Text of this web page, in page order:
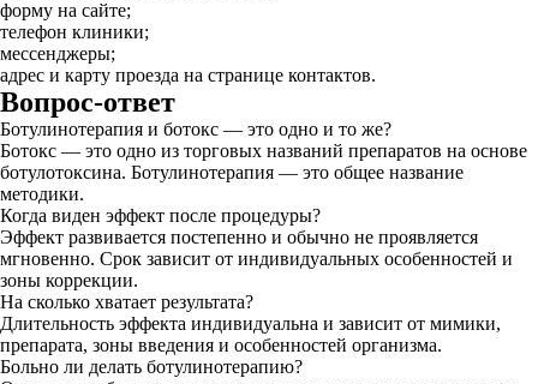
форму на сайте;
телефон клиники;
мессенджеры;
адрес и карту проезда на странице контактов.
Вопрос-ответ
Ботулинотерапия и ботокс — это одно и то же?
Ботокс — это одно из торговых названий препаратов на основе
ботулотоксина. Ботулинотерапия — это общее название
методики.
Когда виден эффект после процедуры?
Эффект развивается постепенно и обычно не проявляется
мгновенно. Срок зависит от индивидуальных особенностей и
зоны коррекции.
На сколько хватает результата?
Длительность эффекта индивидуальна и зависит от мимики,
препарата, зоны введения и особенностей организма.
Больно ли делать ботулинотерапию?